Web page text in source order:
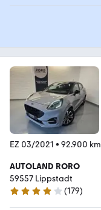
EZ 03/2021 • 92.900 km
AUTOLAND RORO
59557 Lippstadt
4.2 Sterne
(179)